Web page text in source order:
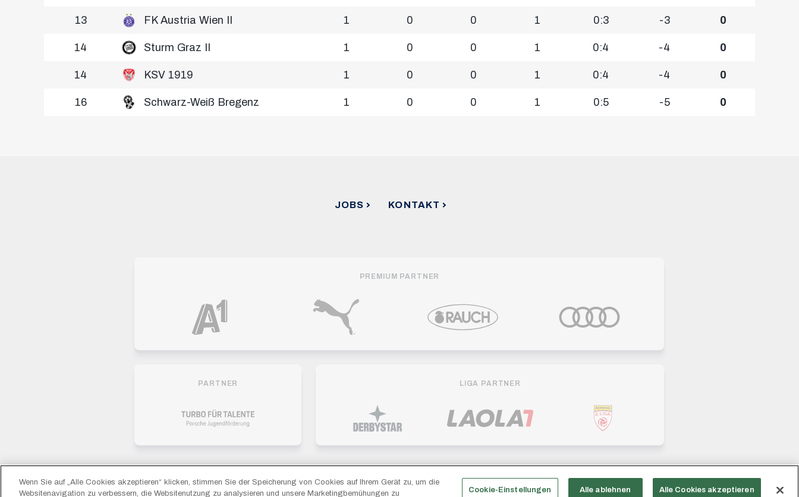
13 FK Austria Wien II 1 0 0 1 0:3 -3 0
14 Sturm Graz II 1 0 0 1 0:4 -4 0
14 KSV 1919 1 0 0 1 0:4 -4 0
16 Schwarz-Weiß Bregenz 1 0 0 1 0:5 -5 0
JOBS KONTAKT
PREMIUM PARTNER
PARTNER LIGA PARTNER
© 2026 FC Liefering Impressum Datenschutz Nutzungsbedingungen AGB Cookies
Wenn Sie auf „Alle Cookies akzeptieren“ klicken, stimmen Sie der Speicherung von Cookies auf Ihrem Gerät zu, um die
Websitenavigation zu verbessern, die Websitenutzung zu analysieren und unsere Marketingbemühungen zu
Cookie-Einstellungen Alle ablehnen Alle Cookies akzeptieren